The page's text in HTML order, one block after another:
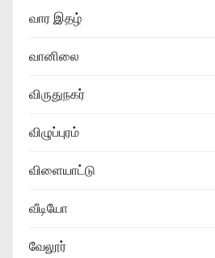
வார இதழ்
வானிலை
விருதுநகர்
விழுப்புரம்
விளையாட்டு
வீடியோ
வேலூர்